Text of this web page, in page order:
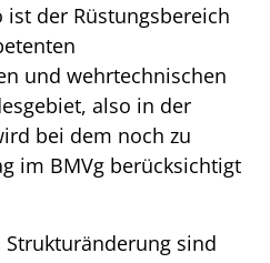
der Rüstungsbereich
und wehrtechnischen
also in der
bei dem noch zu
im BMVg berücksichtigt
sind